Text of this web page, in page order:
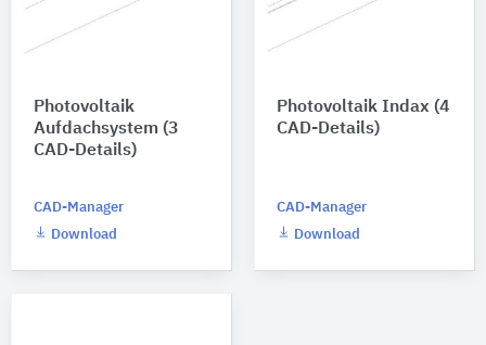
Photovoltaik
Aufdachsystem (3
CAD-Details)
CAD-Manager
Download
Photovoltaik Indax (4
CAD-Details)
CAD-Manager
Download